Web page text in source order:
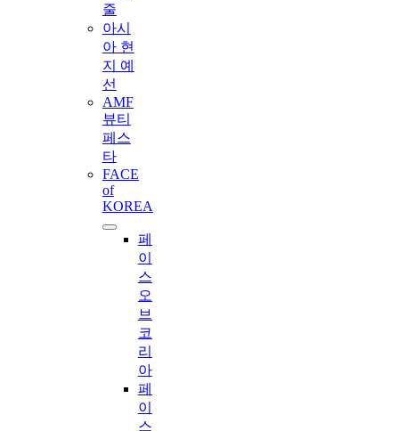
줄
아시
아 현
지 예
선
AMF
뷰티
페스
타
FACE
of
KOREA
페
이
스
오
브
코
리
아
페
이
스